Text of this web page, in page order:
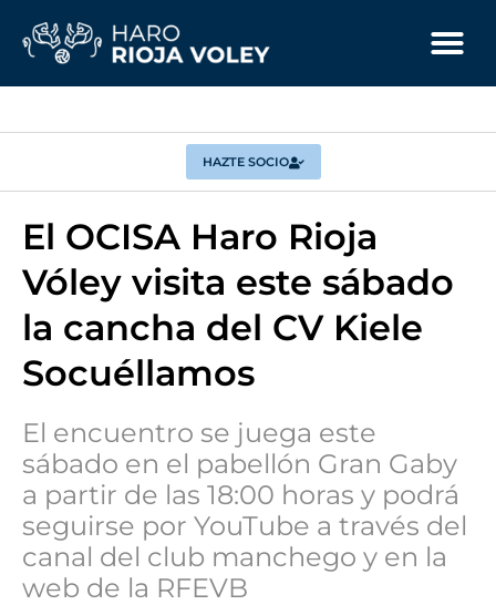
HAZTE SOCIO
El OCISA Haro Rioja
Vóley visita este sábado
la cancha del CV Kiele
Socuéllamos
El encuentro se juega este
sábado en el pabellón Gran Gaby
a partir de las 18:00 horas y podrá
seguirse por YouTube a través del
canal del club manchego y en la
web de la RFEVB